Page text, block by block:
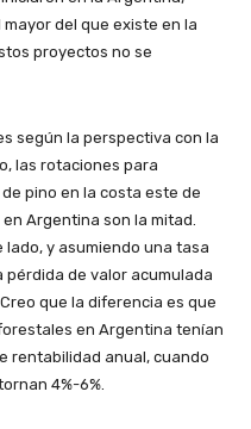
del que existe en la
proyectos no se
según la perspectiva con la
las rotaciones para
pino en la costa este de
Argentina son la mitad.
y asumiendo una tasa
pérdida de valor acumulada
que la diferencia es que
en Argentina tenían
rentabilidad anual, cuando
4%-6%.